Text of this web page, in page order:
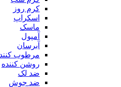
کرم روز
اسکراپ
ماسک
آمپول
آبرسان
مرطوب
روشن کننده
ضد لک
ضد جوش